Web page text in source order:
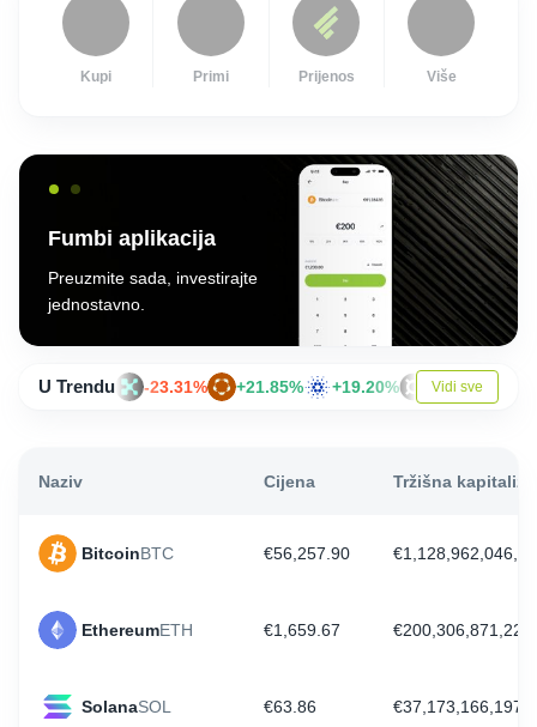
Fumbi aplikacija
Preuzmite sada, investirajte
jednostavno.
U Trendu -23.31% +21.85% +19.20% +18.62%
Vidi sve
Kupi Primi Prijenos Više
Naziv Cijena Tržišna
BitcoinBTC €56,257.90
EthereumETH €1,659.67
SolanaSOL €63.86